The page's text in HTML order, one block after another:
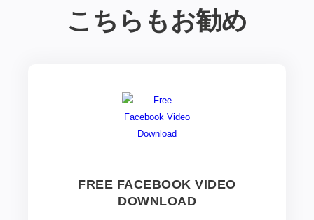
こちらもお勧め
FREE FACEBOOK VIDEO
DOWNLOAD